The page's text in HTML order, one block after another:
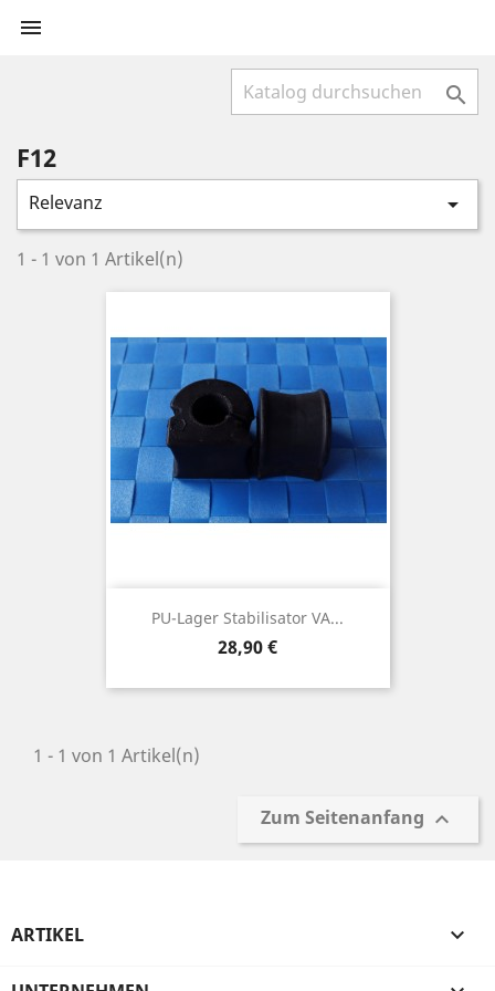


F12
Relevanz 
1 - 1 von 1 Artikel(n)
PU-Lager Stabilisator VA...
Preis
28,90 €
1 - 1 von 1 Artikel(n)
Zum Seitenanfang 
ARTIKEL 